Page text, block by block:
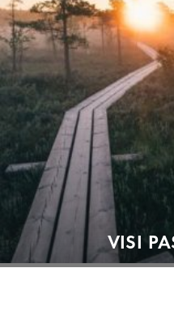
VISI